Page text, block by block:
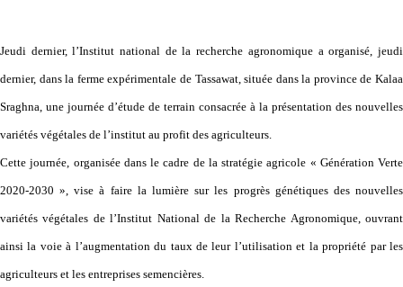
Jeudi dernier, l’Institut national de la recherche agronomique a organisé, jeudi
dernier, dans la ferme expérimentale de Tassawat, située dans la province de Kalaa
Sraghna, une journée d’étude de terrain consacrée à la présentation des nouvelles
variétés végétales de l’institut au profit des agriculteurs.
Cette journée, organisée dans le cadre de la stratégie agricole « Génération Verte
2020-2030 », vise à faire la lumière sur les progrès génétiques des nouvelles
variétés végétales de l’Institut National de la Recherche Agronomique, ouvrant
ainsi la voie à l’augmentation du taux de leur l’utilisation et la propriété par les
agriculteurs et les entreprises semencières.